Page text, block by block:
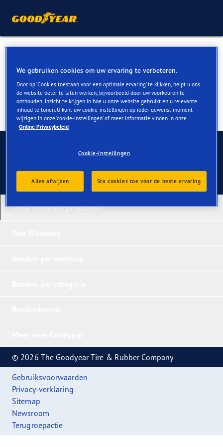
Onze nieuwste producten
© 2026 The Goodyear Tire & Rubber Company
Gebruiksvoorwaarden
Privacy-verklaring
Sitemap
Newsroom
Terugroepactie
We gebruiken cookies om uw ervaring te verbeteren.
Door op ‘Cookies toestaan voor een optimale ervaring’ te klikken, helpt u ons
de website beter te laten werken, bijvoorbeeld door uw voorkeuren te
onthouden, inzicht te krijgen in hoe u onze website gebruikt en u relevante
inhoud te tonen. U kunt uw cookie-instellingen op ieder gewenst moment
wijzigen in onze ‘cookie-instellingen’ of meer informatie vinden in onze
Online Privacybeleid
Cookie-instellingen
Alles afwijzen Sta cookies toe voor de beste ervaring